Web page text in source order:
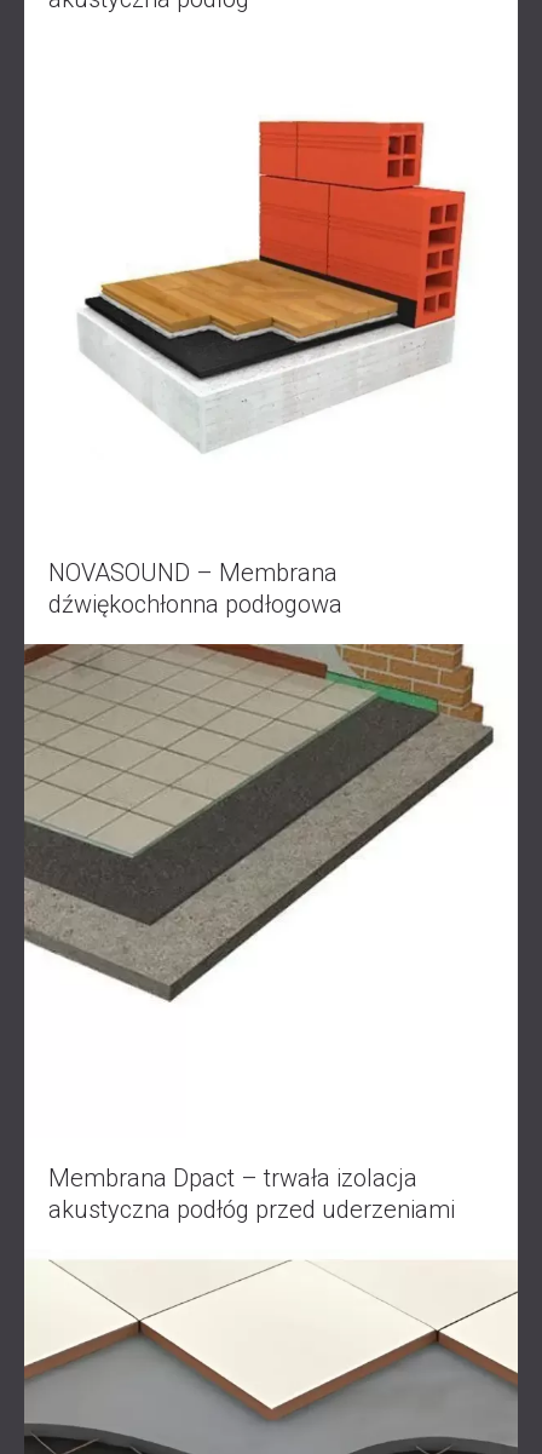
IZOLACJA AKUSTYCZNA I PANELE
IZOLACJA AKUSTYCZNA I ROZWIĄZANIA
AKUSTYCZNE DLA HOTELI
IZOLACJA AKUSTYCZNA I PANELE
AKUSTYCZNE DO HAL I TEATRÓW
ROZWIĄZANIA DŹWIĘKOSZCZELNE I
AKUSTYCZNE DLA POWIERZCHNI
HANDLOWYCH
WYCISZANIE I AKUSTYKA W OBIEKTACH
EDUKACYJNYCH
PANELE DŹWIĘKOCHŁONNE I
AKUSTYCZNE DLA PLACÓWEK SŁUŻBY
AKUSTYCZNE DLA CENTRÓW DANYCH
ROMÂNIA (RO)
SOUTH AFRICA (ZA)
NOVASOUND – Membrana
dźwiękochłonna podłogowa
Membrana Dpact – trwała izolacja
akustyczna podłóg przed uderzeniami